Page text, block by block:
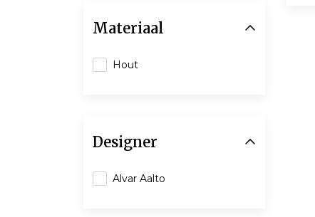
Materiaal
Hout
Designer
Alvar Aalto